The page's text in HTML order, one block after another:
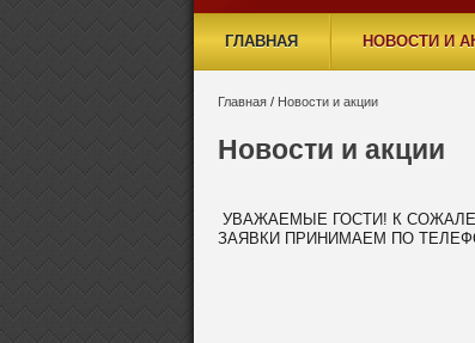
ГЛАВНАЯ НОВОСТИ И
Главная / Новости и акции
Новости и акции
УВАЖАЕМЫЕ ГОСТИ! К
ЗАЯВКИ ПРИНИМАЕМ ПО